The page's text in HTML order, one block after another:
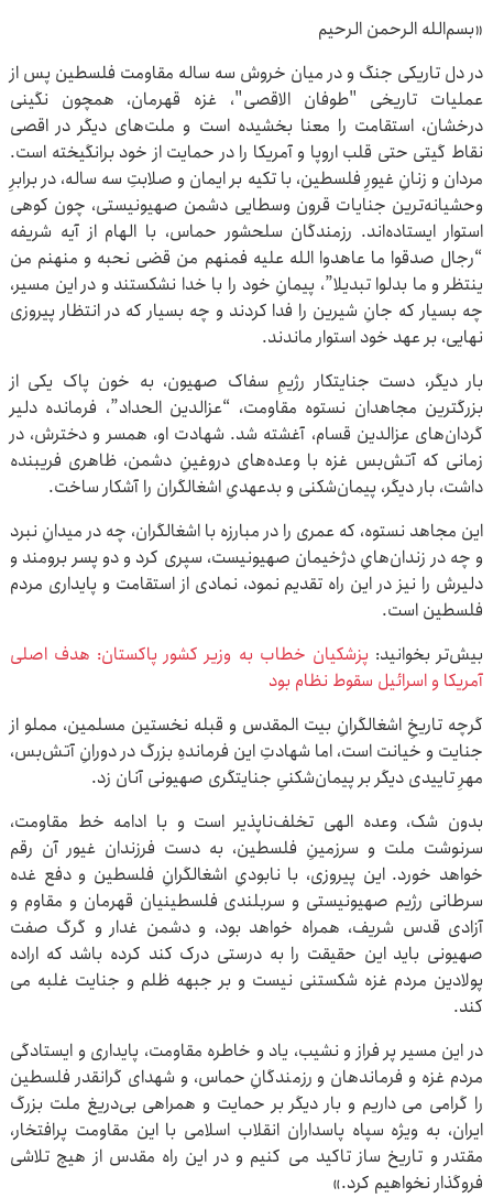
«بسم‌الله الرحمن الرحیم
در دل تاریکی جنگ و در میان خروش سه ساله مقاومت فلسطین پس از
عملیات تاریخی "طوفان الاقصی"، غزه قهرمان، همچون نگینی
درخشان، استقامت را معنا بخشیده است و ملت‌های دیگر در اقصی
نقاط گیتی حتی قلب اروپا و آمریکا را در حمایت از خود برانگیخته است.
مردان و زنانِ غیورِ فلسطین، با تکیه بر ایمان و صلابتِ سه ساله، در برابرِ
وحشیانه‌ترین جنایات قرون وسطایی دشمن صهیونیستی، چون کوهی
استوار ایستاده‌اند. رزمندگان سلحشور حماس، با الهام از آیه شریفه
“رجال صدقوا ما عاهدوا الله علیه فمنهم من قضی نحبه و منهنم من
ینتظر و ما بدلوا تبدیلا”، پیمانِ خود را با خدا نشکستند و در این مسیر،
چه بسیار که جانِ شیرین را فدا کردند و چه بسیار که در انتظار پیروزی
نهایی، بر عهد خود استوار ماندند.
بار دیگر، دست جنایتکار رژیمِ سفاک صهیون، به خون پاک یکی از
بزرگترین مجاهدان نستوه مقاومت، “عزالدین الحداد”، فرمانده دلیر
گردان‌های عزالدین قسام، آغشته شد. شهادت او، همسر و دخترش، در
زمانی که آتش‌بس غزه با وعده‌های دروغینِ دشمن، ظاهری فریبنده
داشت، بار دیگر، پیمان‌شکنی و بدعهدیِ اشغالگران را آشکار ساخت.
این مجاهد نستوه، که عمری را در مبارزه با اشغالگران، چه در میدانِ نبرد
و چه در زندان‌هایِ دژخیمان صهیونیست، سپری کرد و دو پسر برومند و
دلیرش را نیز در این راه تقدیم نمود، نمادی از استقامت و پایداری مردم
فلسطین است.
بیش‌تر بخوانید: پزشکیان خطاب به وزیر کشور پاکستان: هدف اصلی
آمریکا و اسرائیل سقوط نظام بود
گرچه تاریخِ اشغالگرانِ بیت المقدس و قبله نخستین مسلمین، مملو از
جنایت و خیانت است، اما شهادتِ این فرماندهِ بزرگ در دورانِ آتش‌بس،
مهرِ تاییدی دیگر بر پیمان‌شکنیِ جنایتگری صهیونی آنان زد.
بدون شک، وعده الهی تخلف‌ناپذیر است و با ادامه خط مقاومت،
سرنوشت ملت و سرزمینِ فلسطین، به دست فرزندان غیور آن رقم
خواهد خورد. این پیروزی، با نابودیِ اشغالگرانِ فلسطین و دفع غده
سرطانی رژیم صهیونیستی و سربلندی فلسطینیان قهرمان و مقاوم و
آزادی قدس شریف، همراه خواهد بود، و دشمن غدار و گرگ صفت
صهیونی باید این حقیقت را به درستی درک کند کرده باشد که اراده
پولادین مردم غزه شکستنی نیست و بر جبهه ظلم و جنایت غلبه می
کند.
در این مسیر پر فراز و نشیب، یاد و خاطره مقاومت، پایداری و ایستادگی
مردم غزه و فرماندهان و رزمندگانِ حماس، و شهدای گرانقدر فلسطین
را گرامی می داریم و بار دیگر بر حمایت و همراهی بی‌دریغ ملت بزرگ
ایران، به ویژه سپاه پاسداران انقلاب اسلامی با این مقاومت پرافتخار،
مقتدر و تاریخ ساز تاکید می کنیم و در این راه مقدس از هیچ تلاشی
فروگذار نخواهیم کرد.»